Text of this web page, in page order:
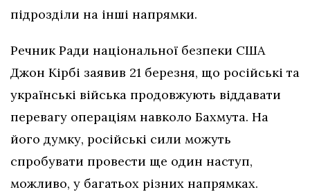
підрозділи на інші напрямки.
Речник Ради національної безпеки США
Джон Кірбі заявив 21 березня, що російські та
українські війська продовжують віддавати
перевагу операціям навколо Бахмута. На
його думку, російські сили можуть
спробувати провести ще один наступ,
можливо, у багатьох різних напрямках.